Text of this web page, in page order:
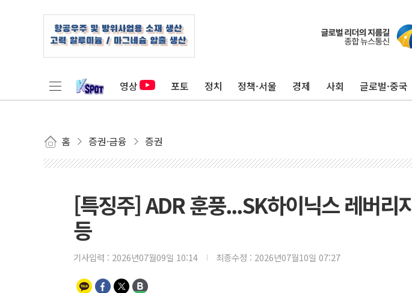
영상 포토 정치 정책·서울 경제 사회 글로벌·중국
홈 증권·금융 증권
[특징주] ADR 훈풍...SK하이닉스 레버리
등
기사입력 : 2026년07월09일 10:14 최종수정 : 2026년07월10일 07:27